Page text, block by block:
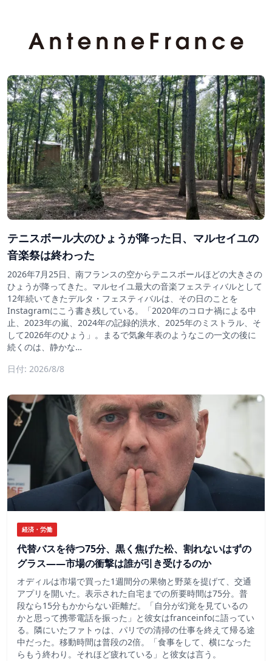
テニスボール大のひょうが降った日、マルセイユの
音楽祭は終わった
2026年7月25日、南フランスの空からテニスボールほどの大きさの
ひょうが降ってきた。マルセイユ最大の音楽フェスティバルとして
12年続いてきたデルタ・フェスティバルは、その日のことを
Instagramにこう書き残している。「2020年のコロナ禍による中
止、2023年の嵐、2024年の記録的洪水、2025年のミストラル、そ
して2026年のひょう」。まるで気象年表のようなこの一文の後に
続くのは、静かな…
日付: 2026/8/8
経済・労働
代替バスを待つ75分、黒く焦げた松、割れないはずの
グラス——市場の衝撃は誰が引き受けるのか
オディルは市場で買った1週間分の果物と野菜を提げて、交通
アプリを開いた。表示された自宅までの所要時間は75分。普
段なら15分もかからない距離だ。「自分が幻覚を見ているの
かと思って携帯電話を振った」と彼女はfranceinfoに語ってい
る。隣にいたファトゥは、パリでの清掃の仕事を終えて帰る途
中だった。移動時間は普段の2倍。「食事をして、横になった
らもう終わり。それほど疲れている」と彼女は言う。